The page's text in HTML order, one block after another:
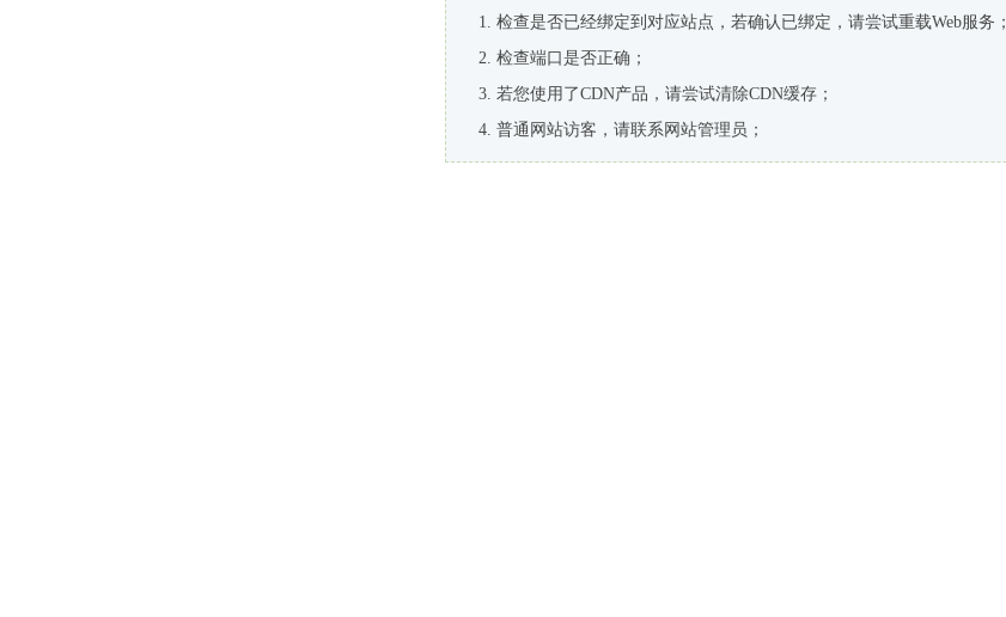
检查是否已经绑定到对应站点，若确认已绑定，请尝试重载Web服务；
检查端口是否正确；
若您使用了CDN产品，请尝试清除CDN缓存；
普通网站访客，请联系网站管理员；